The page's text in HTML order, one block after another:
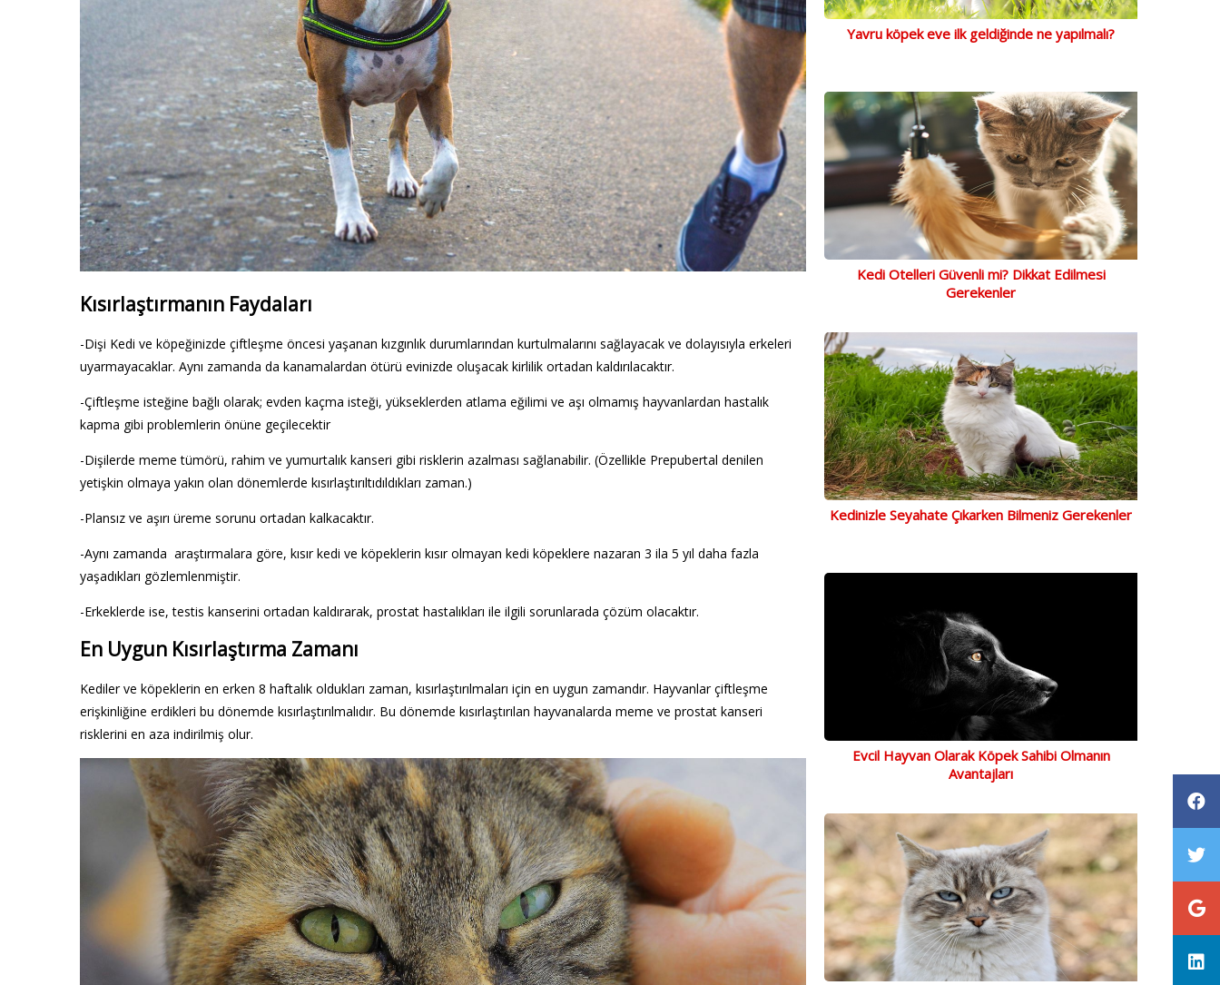
Kısırlaştırmanın Faydaları
-Dişi Kedi ve köpeğinizde çiftleşme öncesi yaşanan kızgınlık durumlarından kurtulmalarını sağlayacak ve dolayısıyla erkeleri
uyarmayacaklar. Aynı zamanda da kanamalardan ötürü evinizde oluşacak kirlilik ortadan kaldırılacaktır.
-Çiftleşme isteğine bağlı olarak; evden kaçma isteği, yükseklerden atlama eğilimi ve aşı olmamış hayvanlardan hastalık
kapma gibi problemlerin önüne geçilecektir
-Dişilerde meme tümörü, rahim ve yumurtalık kanseri gibi risklerin azalması sağlanabilir. (Özellikle Prepubertal denilen
yetişkin olmaya yakın olan dönemlerde kısırlaştırıltıdıldıkları zaman.)
-Plansız ve aşırı üreme sorunu ortadan kalkacaktır.
-Aynı zamanda araştırmalara göre, kısır kedi ve köpeklerin kısır olmayan kedi köpeklere nazaran 3 ila 5 yıl daha fazla
yaşadıkları gözlemlenmiştir.
-Erkeklerde ise, testis kanserini ortadan kaldırarak, prostat hastalıkları ile ilgili sorunlarada çözüm olacaktır.
En Uygun Kısırlaştırma Zamanı
Kediler ve köpeklerin en erken 8 haftalık oldukları zaman, kısırlaştırılmaları için en uygun zamandır. Hayvanlar çiftleşme
erişkinliğine erdikleri bu dönemde kısırlaştırılmalıdır. Bu dönemde kısırlaştırılan hayvanalarda meme ve prostat kanseri
risklerini en aza indirilmiş olur.
Yavru köpek eve ilk geldiğinde ne yapılmalı?
Kedi Otelleri Güvenli mi? Dikkat Edilmesi
Gerekenler
Kedinizle Seyahate Çıkarken Bilmeniz Gerekenler
Evcil Hayvan Olarak Köpek Sahibi Olmanın
Avantajları